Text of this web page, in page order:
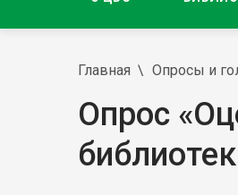
Главная Опросы и
Опрос